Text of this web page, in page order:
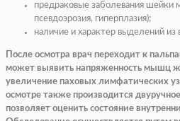
предраковые заболевания шейки
псевдоэрозия, гиперплазия);
наличие и характер выделений
После осмотра врач переходит к
может выявить напряженность мышц
увеличение паховых лимфатических
осмотре также производится
позволяет оценить состояние